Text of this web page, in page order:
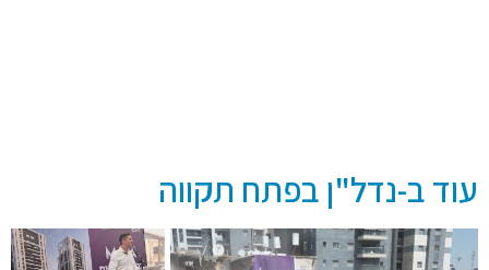
עוד ב-נדל"ן בפתח תקווה